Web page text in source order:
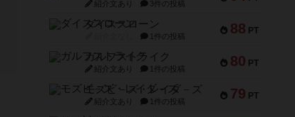
紹介文あり 3件の投稿
88 PT
ダイススローン
1件の投稿
80 PT
ガルフストライク
紹介文あり 1件の投稿
79 PT
モズビ－ズ・レイダ－ズ
紹介文あり 1件の投稿